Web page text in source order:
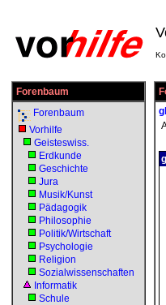
Forenbaum
Forenbaum
Vorhilfe
Geisteswiss.
Erdkunde
Geschichte
Jura
Musik/Kunst
Pädagogik
Philosophie
Politik/Wirtschaft
Psychologie
Religion
Sozialwissenschaften
Informatik
Schule